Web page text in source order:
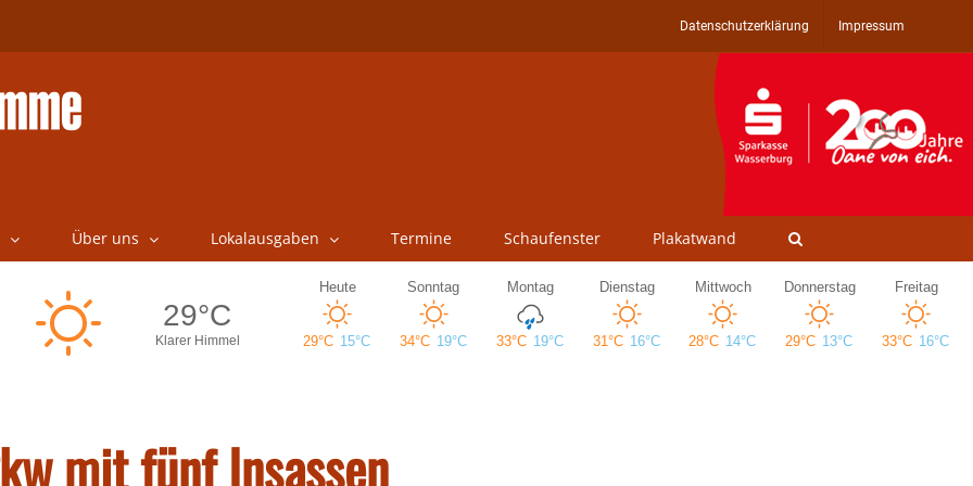
Datenschutzerklärung Impressum
Über uns Lokalausgaben Termine Schaufenster Plakatwand
mit fünf Insassen